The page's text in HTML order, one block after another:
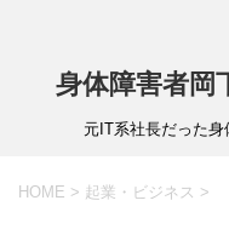
身体障害者岡
元IT系社長だった
HOME > 起業・ビジネス >